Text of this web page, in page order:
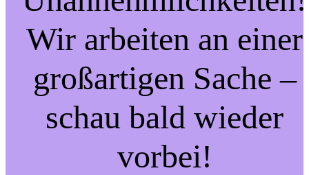
Wir arbeiten an einer
großartigen Sache –
schau bald wieder
vorbei!